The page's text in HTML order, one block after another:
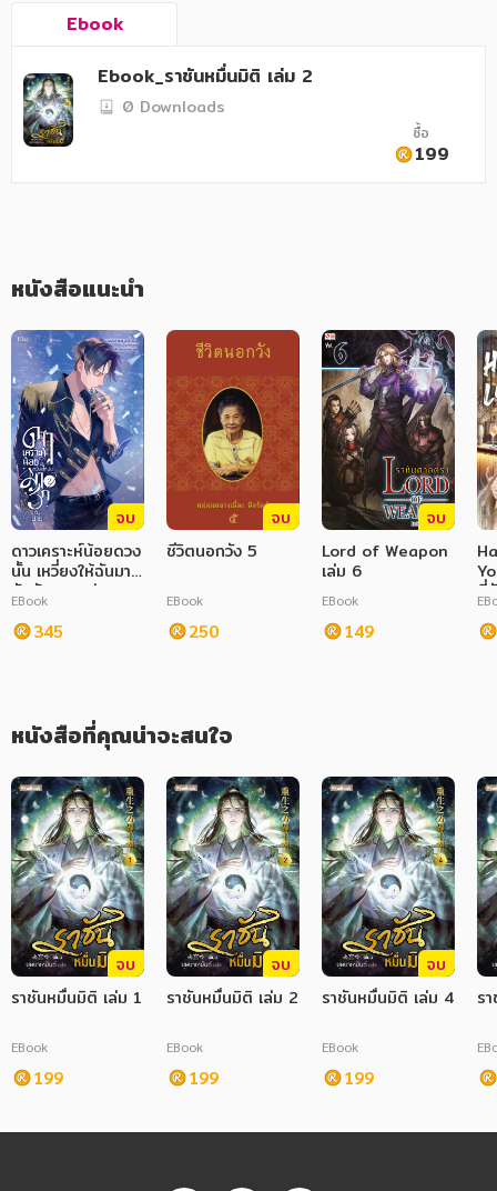
ครอบครัว
การเกษตร ชีววิทยา
การเรียน การศึกษา
หนังสือเด็ก
การพัฒนาตนเอง
ความรู้ทั่วไป
การ์ตูนความรู้ การ์ตูน
การ์ตูนมังงะ (Manga)
Ebook
Ebook_ราชันหมื่นมิติ เล่ม 2
0 Downloads
ซื้อ
199
หนังสือแนะนำ
จบ
ดาวเคราะห์น้อยดวง
นั้น เหวี่ยงให้ฉันมา
รักกับนาย เล่ม 2
EBook
345
จบ
ชีวิตนอกวัง 5
EBook
250
จบ
Lord of Weapon
เล่ม 6
EBook
149
ที่
หนังสือที่คุณน่าจะสนใจ
จบ
ราชันหมื่นมิติ เล่ม 1
EBook
199
จบ
ราชันหมื่นมิติ เล่ม 2
EBook
199
จบ
ราชันหมื่นมิติ เล่ม 4
EBook
199
ร